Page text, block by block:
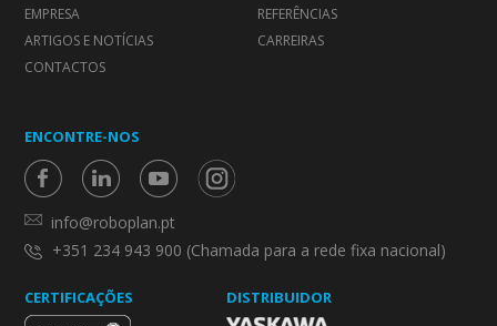
EMPRESA
REFERÊNCIAS
ARTIGOS E NOTÍCIAS
CARREIRAS
CONTACTOS
ENCONTRE-NOS
info@roboplan.pt
+351 234 943 900 (Chamada para a rede fixa nacional)
CERTIFICAÇÕES DISTRIBUIDOR